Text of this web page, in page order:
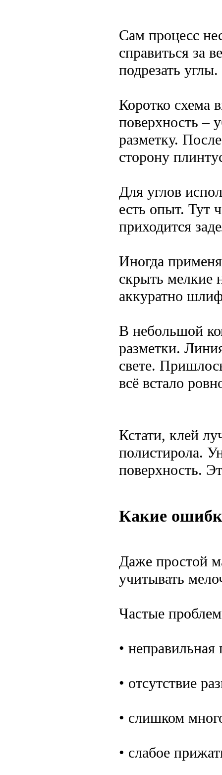
Сам процесс
справиться за
подрезать углы.
Коротко схема
поверхность –
разметку.
сторону
Для углов
есть опыт. Тут
приходится
Иногда
скрыть мелкие
аккуратно
В небольшой
разметки.
свете.
всё встало
Кстати, клей
полистирола.
поверхность.
Какие
Даже простой
учитывать
Частые
•
• отсутствие
• слишком
• слабое